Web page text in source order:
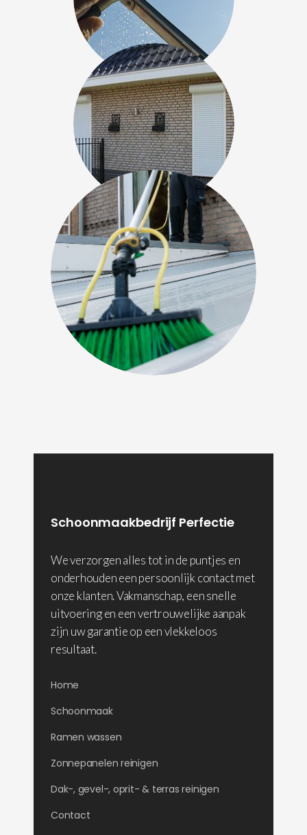
Schoonmaakbedrijf Perfectie
We verzorgen alles tot in de puntjes en
onderhouden een persoonlijk contact met
onze klanten. Vakmanschap, een snelle
uitvoering en een vertrouwelijke aanpak
zijn uw garantie op een vlekkeloos
resultaat.
Home
Schoonmaak
Ramen wassen
Zonnepanelen reinigen
Dak-, gevel-, oprit- & terras reinigen
Contact